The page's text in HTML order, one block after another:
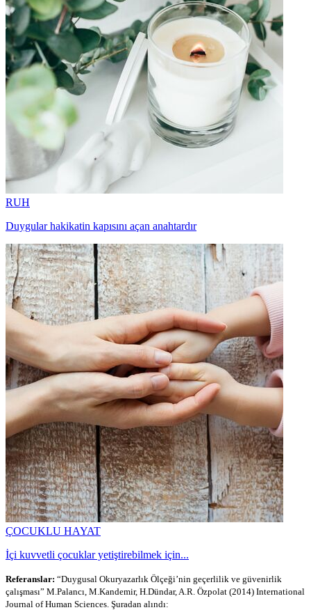
RUH
Duygular hakikatin kapısını açan anahtardır
ÇOCUKLU HAYAT
İçi kuvvetli çocuklar yetiştirebilmek için...
Referanslar: “Duygusal Okuryazarlık Ölçeği’nin geçerlilik ve güvenirlik
çalışması” M.Palancı, M.Kandemir, H.Dündar, A.R. Özpolat (2014) International
Journal of Human Sciences. Şuradan alındı: